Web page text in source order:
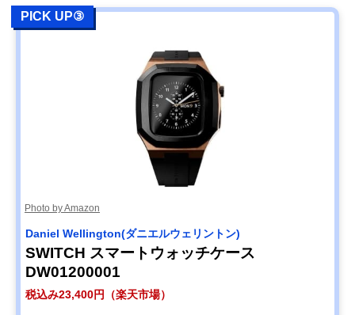
PICK UP③
Photo by Amazon
Daniel Wellington(ダニエルウェリントン)
SWITCH スマートウォッチケース
DW01200001
税込み23,400円（楽天市場）